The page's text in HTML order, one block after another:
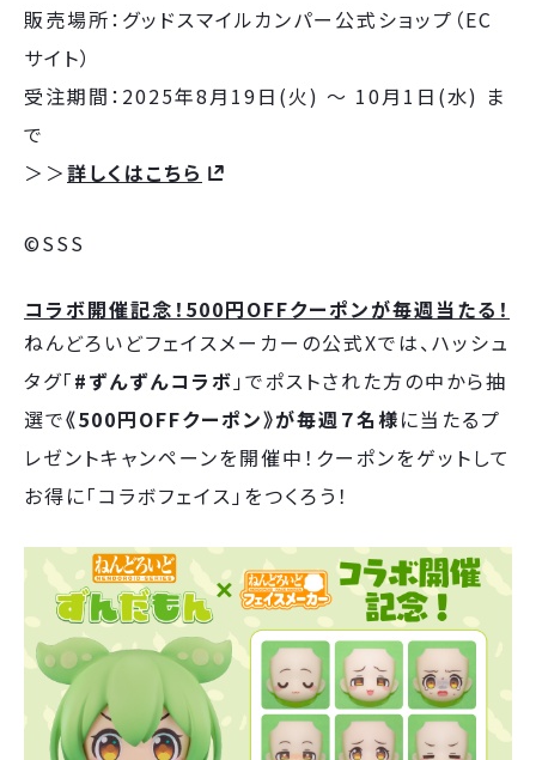
販売場所：グッドスマイルカンパー公式ショップ（EC
サイト）
受注期間：2025年8月19日(火) ～ 10月1日(水) ま
で
＞＞詳しくはこちら
©SSS
コラボ開催記念！500円OFFクーポンが毎週当たる！
ねんどろいどフェイスメーカーの公式Xでは、ハッシュ
タグ「#ずんずんコラボ」でポストされた方の中から抽
選で《500円OFFクーポン》が毎週７名様に当たるプ
レゼントキャンペーンを開催中！クーポンをゲットして
お得に「コラボフェイス」をつくろう！